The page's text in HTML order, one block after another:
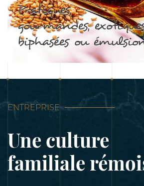
Pratiques,
gourmandes,
biphasées ou
ENTREPRISE
Une culture
familiale